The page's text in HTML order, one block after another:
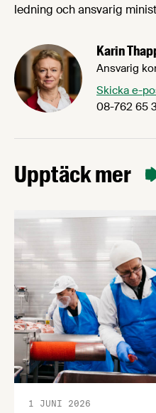
ledning och ansvarig
Karin
Ansvarig
Skicka e-
08-762 65
Upptäck mer
1 JUNI 2026